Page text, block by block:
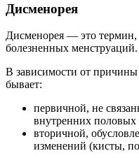
Дисменорея
Дисменорея — это
болезненных менструаций.
В зависимости от
бывает:
первичной, не
внутренних половых
вторичной,
изменений (кисты,